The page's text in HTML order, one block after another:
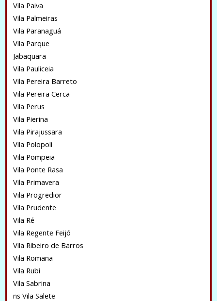
Vila Paiva
Vila Palmeiras
Vila Paranaguá
Vila Parque
Jabaquara
Vila Pauliceia
Vila Pereira Barreto
Vila Pereira Cerca
Vila Perus
Vila Pierina
Vila Pirajussara
Vila Polopoli
Vila Pompeia
Vila Ponte Rasa
Vila Primavera
Vila Progredior
Vila Prudente
Vila Ré
Vila Regente Feijó
Vila Ribeiro de Barros
Vila Romana
Vila Rubi
Vila Sabrina
ns Vila Salete